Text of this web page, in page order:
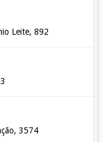
Leite, 892
3574